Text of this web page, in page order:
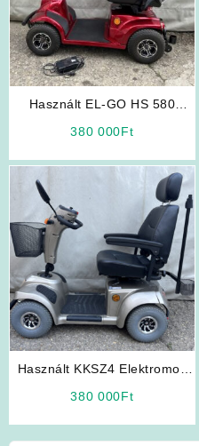
Használt EL-GO HS 580
380 000Ft
Használt KKSZ4 Elektromos
380 000Ft